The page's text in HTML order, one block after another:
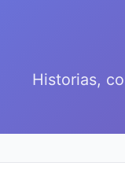
Historias,